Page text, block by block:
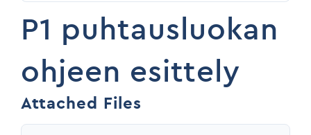
P1 puhtausluokan
ohjeen esittely
Attached Files